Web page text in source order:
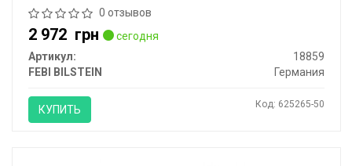
0 отзывов
2 972 грн
сегодня
Артикул:
18859
FEBI BILSTEIN
Германия
КУПИТЬ Код: 625265-50